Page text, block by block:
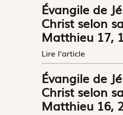
Évangile de
Christ selon
Matthieu 17,
Lire l'article
Évangile de
Christ selon
Matthieu 16,